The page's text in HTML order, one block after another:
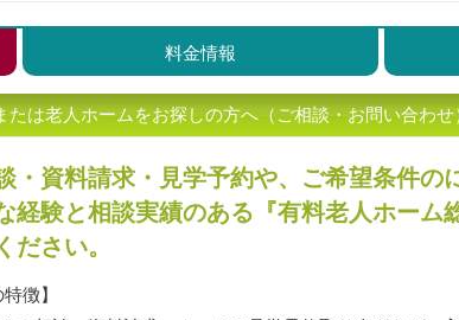
料金情報
は老人ホームをお探しの方へ（ご相談・お問い合わせ
・資料請求・見学予約や、ご希望条件の
経験と相談実績のある『有料老人ホーム
ださい。
徴】